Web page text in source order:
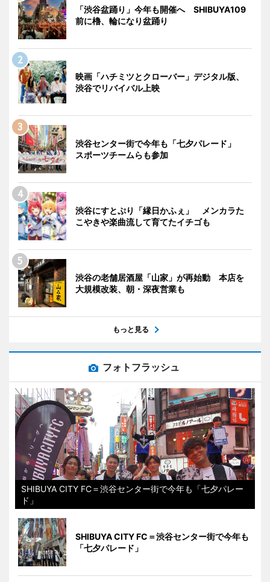
「渋谷盆踊り」今年も開催へ SHIBUYA109
前に櫓、輪になり盆踊り
映画「ハチミツとクローバー」デジタル版、
渋谷でリバイバル上映
渋谷センター街で今年も「七夕パレード」
スポーツチームらも参加
渋谷にすとぷり「縁日かふぇ」 メンカラた
こやきや楽曲流して育てたイチゴも
渋谷の老舗居酒屋「山家」が再始動 本店を
大規模改装、朝・深夜営業も
もっと見る
フォトフラッシュ
SHIBUYA CITY FC＝渋谷センター街で今年も「七夕パレー
ド」
SHIBUYA CITY FC＝渋谷センター街で今年も
「七夕パレード」